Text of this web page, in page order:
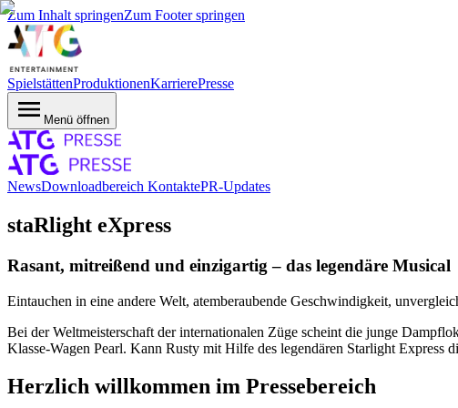
Zum Inhalt springenZum Footer springen
SpielstättenProduktionenKarrierePresse
Menü öffnen
NewsDownloadbereich KontaktePR-Updates
staRlight eXpress
Rasant, mitreißend und einzigartig – das legendäre Musical
Eintauchen in eine andere Welt, atemberaubende Geschwindigkeit,
Bei der Weltmeisterschaft der internationalen Züge scheint die junge
Klasse-Wagen Pearl. Kann Rusty mit Hilfe des legendären Starlight Express
Herzlich willkommen im Pressebereich